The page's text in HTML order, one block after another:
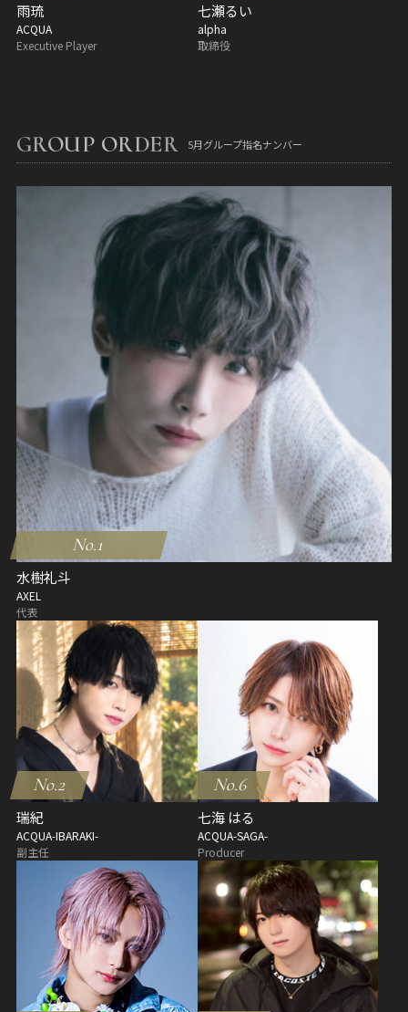
雨琉
ACQUA
Executive Player
七瀬るい
alpha
取締役
GROUP ORDER 5月グループ指名ナンバー
No.1
水樹礼斗
AXEL
代表
No.2
瑞紀
ACQUA-IBARAKI-
副主任
No.6
七海 はる
ACQUA-SAGA-
Producer